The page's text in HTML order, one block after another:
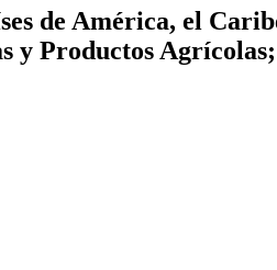
de América, el
y Productos